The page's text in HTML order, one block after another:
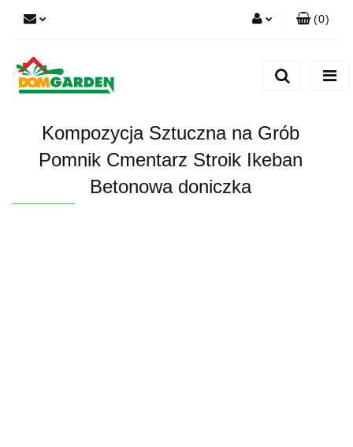
Zgody cookies
(0)
Kompozycja Sztuczna na Grób
Pomnik Cmentarz Stroik Ikeban
Betonowa doniczka